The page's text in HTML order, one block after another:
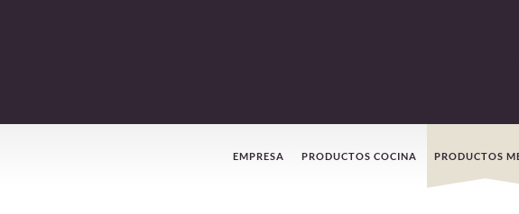
Menú
EMPRESA PRODUCTOS COCINA PRODUCTOS